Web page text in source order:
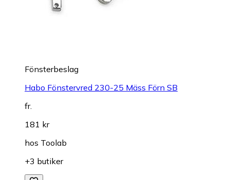
Fönsterbeslag
Habo Fönstervred 230-25 Mäss Förn SB
fr.
181 kr
hos Toolab
+3 butiker